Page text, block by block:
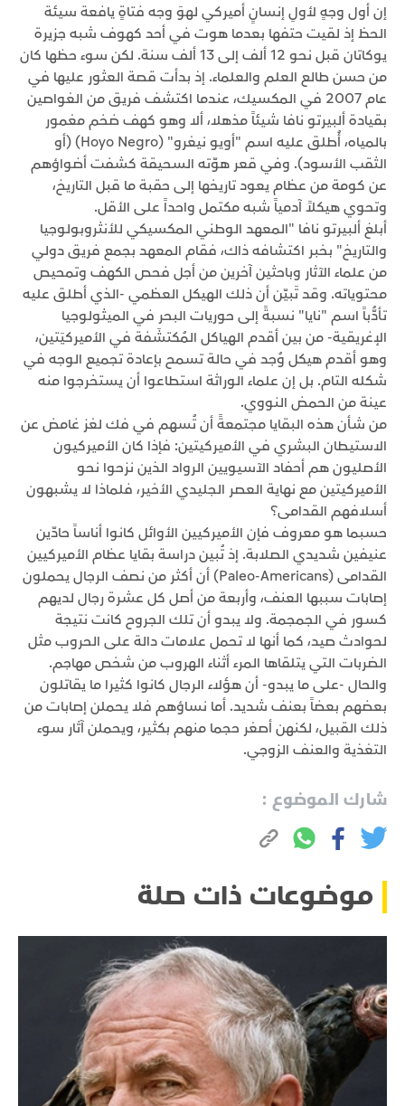
إن أول وجهٍ لأولِ إنسانٍ أميركي لهوَ وجه فتاةٍ يافعة سيئة
الحظ إذ لقيت حتفها بعدما هوت في أحد كهوف شبه جزيرة
يوكاتان قبل نحو 12 ألف إلى 13 ألف سنة. لكن سوء حظها كان
من حسن طالع العلم والعلماء. إذ بدأت قصة العثور عليها في
عام 2007 في المكسيك، عندما اكتشف فريق من الغواصين
بقيادة ألبيرتو نافا شيئاً مذهلا، ألا وهو كهف ضخم مغمور
بالمياه، أُطلق عليه اسم "أويو نيغرو" (Hoyo Negro) (أو
الثقب الأسود). وفي قعر هوّته السحيقة كشفت أضواؤهم
عن كومة من عظام يعود تاريخها إلى حقبة ما قبل التاريخ،
وتحوي هيكلاً آدمياً شبه مكتمل واحداً على الأقل.
أبلغ ألبيرتو نافا "المعهد الوطني المكسيكي للأنثروبولوجيا
والتاريخ" بخبر اكتشافه ذاك، فقام المعهد بجمع فريق دولي
من علماء الآثار وباحثين آخرين من أجل فحص الكهف وتمحيص
محتوياته. وقد تَبيّن أن ذلك الهيكل العظمي -الذي أطلق عليه
تأدُّباً اسم "نايا" نسبةً إلى حوريات البحر في الميثولوجيا
الإغريقية- من بين أقدم الهياكل المُكتشَفة في الأميركيَتين،
وهو أقدم هيكل وُجد في حالة تسمح بإعادة تجميع الوجه في
شكله التام. بل إن علماء الوراثة استطاعوا أن يستخرجوا منه
عينة من الحمض النووي.
من شأن هذه البقايا مجتمعةً أن تُسهم في فك لغز غامض عن
الاستيطان البشري في الأميركيتين: فإذا كان الأميركيون
الأصليون هم أحفاد الآسيويين الرواد الذين نزحوا نحو
الأميركيتين مع نهاية العصر الجليدي الأخير، فلماذا لا يشبهون
أسلافهم القدامى؟
حسبما هو معروف فإن الأميركيين الأوائل كانوا أناساً حادّين
عنيفين شديدي الصلابة. إذ تُبين دراسة بقايا عظام الأميركيين
القدامى (Paleo-Americans) أن أكثر من نصف الرجال يحملون
إصابات سببها العنف، وأربعة من أصل كل عشرة رجال لديهم
كسور في الجمجمة. ولا يبدو أن تلك الجروح كانت نتيجة
لحوادث صيد، كما أنها لا تحمل علامات دالة على الحروب مثل
الضربات التي يتلقاها المرء أثناء الهروب من شخص مهاجم.
والحال -على ما يبدو- أن هؤلاء الرجال كانوا كثيرا ما يقاتلون
بعضهم بعضاً بعنف شديد. أما نساؤهم فلا يحملن إصابات من
ذلك القبيل، لكنهن أصغر حجما منهم بكثير، ويحملن آثار سوء
التغذية والعنف الزوجي.
شارك الموضوع :
موضوعات ذات صلة